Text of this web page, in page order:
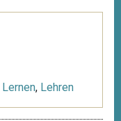
Lernen, Lehren